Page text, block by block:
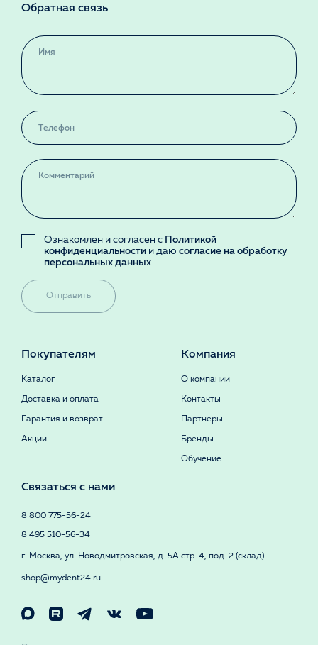
Обратная связь
Ознакомлен и согласен с Политикой
конфиденциальности и даю согласие на обработку
персональных данных
Отправить
Покупателям
Каталог
Доставка и оплата
Гарантия и возврат
Акции
Компания
О компании
Контакты
Партнеры
Бренды
Обучение
Связаться с нами
8 800 775-56-24
8 495 510-56-34
г. Москва, ул. Новодмитровская, д. 5А стр. 4, под. 2 (склад)
shop@mydent24.ru